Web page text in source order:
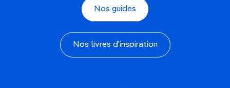
Nos guides
Nos livres d'inspiration